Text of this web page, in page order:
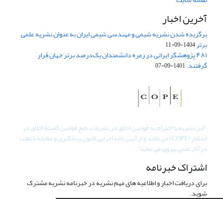
آخرین اخبار
برگزیده شدن نشریه شیمی و مهندسی شیمی ایران به عنوان نشریه علمی
برتر1404-09-11
۴۸۱ پژوهشگر ایرانی در زمره دانشمندان یک‌درصد برتر جهان قرار
گرفتند.1401-09-07
"این نشریه با احترام به قوانین اخلاق در نشریات، تابع قوانین کمیتۀ اخلاق در
انتشار (COPE) می باشد و از آیین نامه اجرایی قانون پیشگیری و مقابله با تقلب
در آثار علمی پیروی می نماید".
اشتراک خبرنامه
برای دریافت اخبار و اطلاعیه های مهم نشریه در خبرنامه نشریه مشترک
شوید.